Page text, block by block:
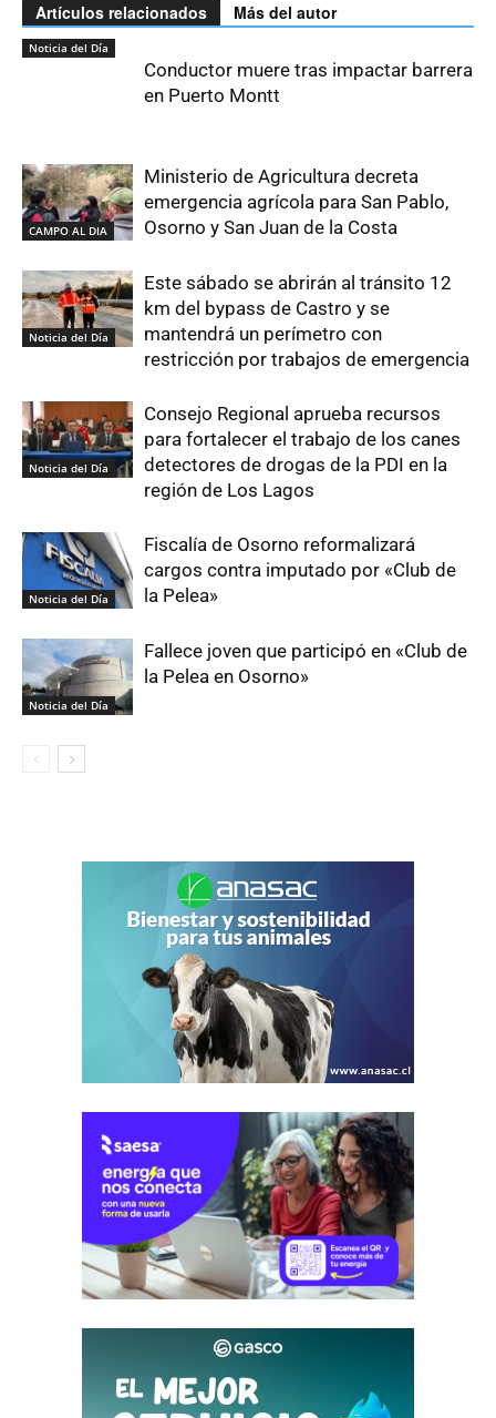
Artículos relacionados Más del autor
Noticia del Día
Conductor muere tras impactar barrera
en Puerto Montt
CAMPO AL DIA
Ministerio de Agricultura decreta
emergencia agrícola para San Pablo,
Osorno y San Juan de la Costa
Noticia del Día
Este sábado se abrirán al tránsito 12
km del bypass de Castro y se
mantendrá un perímetro con
restricción por trabajos de emergencia
Noticia del Día
Consejo Regional aprueba recursos
para fortalecer el trabajo de los canes
detectores de drogas de la PDI en la
región de Los Lagos
Noticia del Día
Fiscalía de Osorno reformalizará
cargos contra imputado por «Club de
la Pelea»
Noticia del Día
Fallece joven que participó en «Club de
la Pelea en Osorno»